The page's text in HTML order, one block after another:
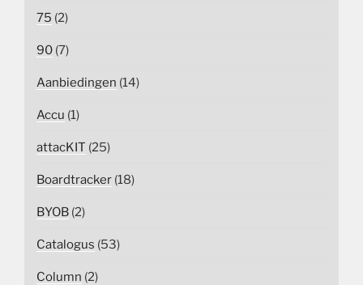
75 (2)
90 (7)
Aanbiedingen (14)
Accu (1)
attacKIT (25)
Boardtracker (18)
BYOB (2)
Catalogus (53)
Column (2)